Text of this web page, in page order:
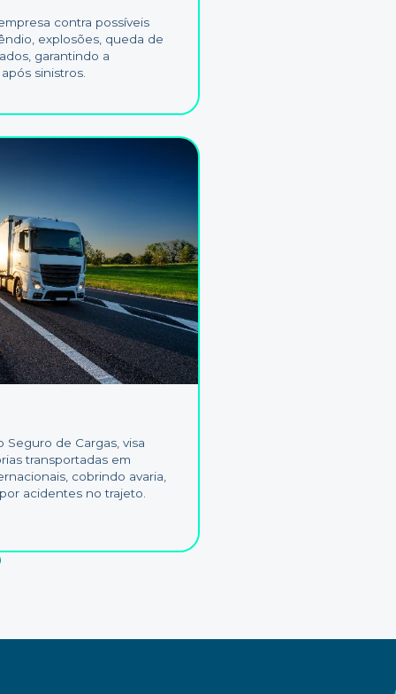
contra possíveis
explosões, queda de
garantindo a
sinistros.
de Cargas, visa
transportadas em
cobrindo avaria,
acidentes no trajeto.